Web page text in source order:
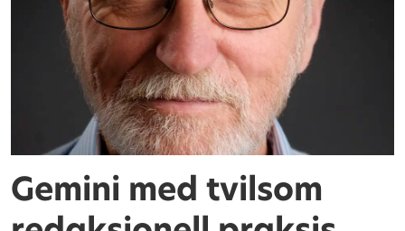
Gemini med tvilsom